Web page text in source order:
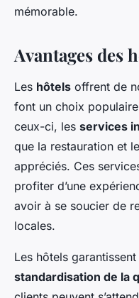
mémorable.
Avantages des
Les hôtels offrent de
font un choix
ceux-ci, les services
que la restauration et
appréciés. Ces
profiter d’une
avoir à se soucier de
locales.
Les hôtels
standardisation de la